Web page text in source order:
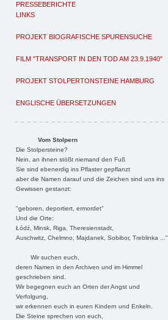
PRESSEBERICHTE
LINKS
PROJEKT BIOGRAFISCHE SPURENSUCHE
FILM "TRANSPORT IN DEN TOD AM 23.9.1940"
PROJEKT STOLPERTONSTEINE HAMBURG
ENGLISCHE ÜBERSETZUNGEN
Vom Stolpern
Die Stolpersteine?
Nein, an ihnen stößt niemand den Fuß
Sie sind ebenerdig ins Pflaster gepflanzt
aber die Namen darauf und die Zeichen sind uns ins
Gewissen gestanzt:
"geboren, deportiert, ermordet"
Und die Orte:
Łódź, Minsk, Riga, Theresienstadt,
Auschwitz, Chelmno, Majdanek, Sobibor, Treblinka ..."
Wir suchen euch,
deren Namen in den Archiven und im Himmel
geschrieben sind.
Wir begegnen euch an Orten der Angst und
Verfolgung,
wir erkennen euch in euren Kindern und Enkeln.
Die Steine sprechen von euch,